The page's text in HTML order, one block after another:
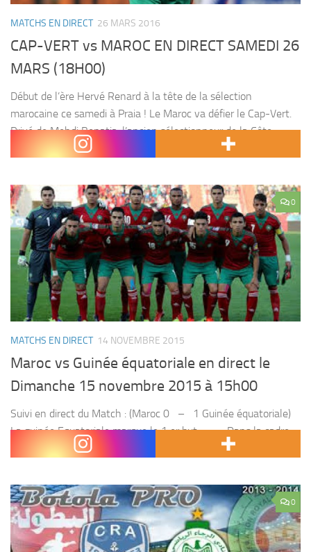
MATCHS EN DIRECT 26 MARS 2016
CAP-VERT vs MAROC EN DIRECT SAMEDI 26
MARS (18H00)
Début de l’ère Hervé Renard à la tête de la sélection
marocaine ce samedi à Praia ! Le Maroc va défier le Cap-Vert.
Privé de Mehdi Benatia, l’ancien sélectionneur de la Côte
d’Ivoire pourra...
0
MATCHS EN DIRECT 14 NOVEMBRE 2015
Maroc vs Guinée équatoriale en direct le
Dimanche 15 novembre 2015 à 15h00
Suivi en direct du Match : (Maroc 0 – 1 Guinée équatoriale)
La guinée Equatoriale marque le 1 er but . Dans la cadre
des éliminatoires de la coupe...
0